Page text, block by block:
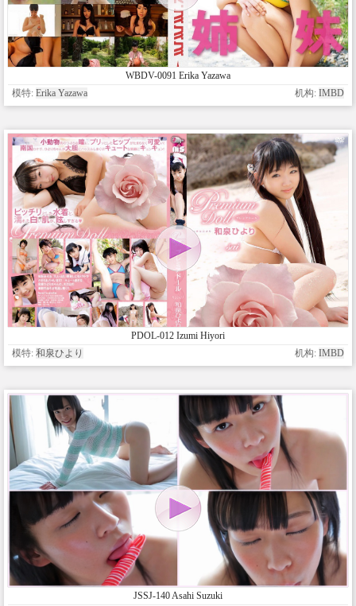
WBDV-0091 Erika Yazawa
模特: Erika Yazawa 机构: IMBD
PDOL-012 Izumi Hiyori
模特: 和泉ひより 机构: IMBD
JSSJ-140 Asahi Suzuki